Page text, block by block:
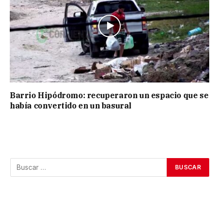
Barrio Hipódromo: recuperaron un espacio que se
había convertido en un basural